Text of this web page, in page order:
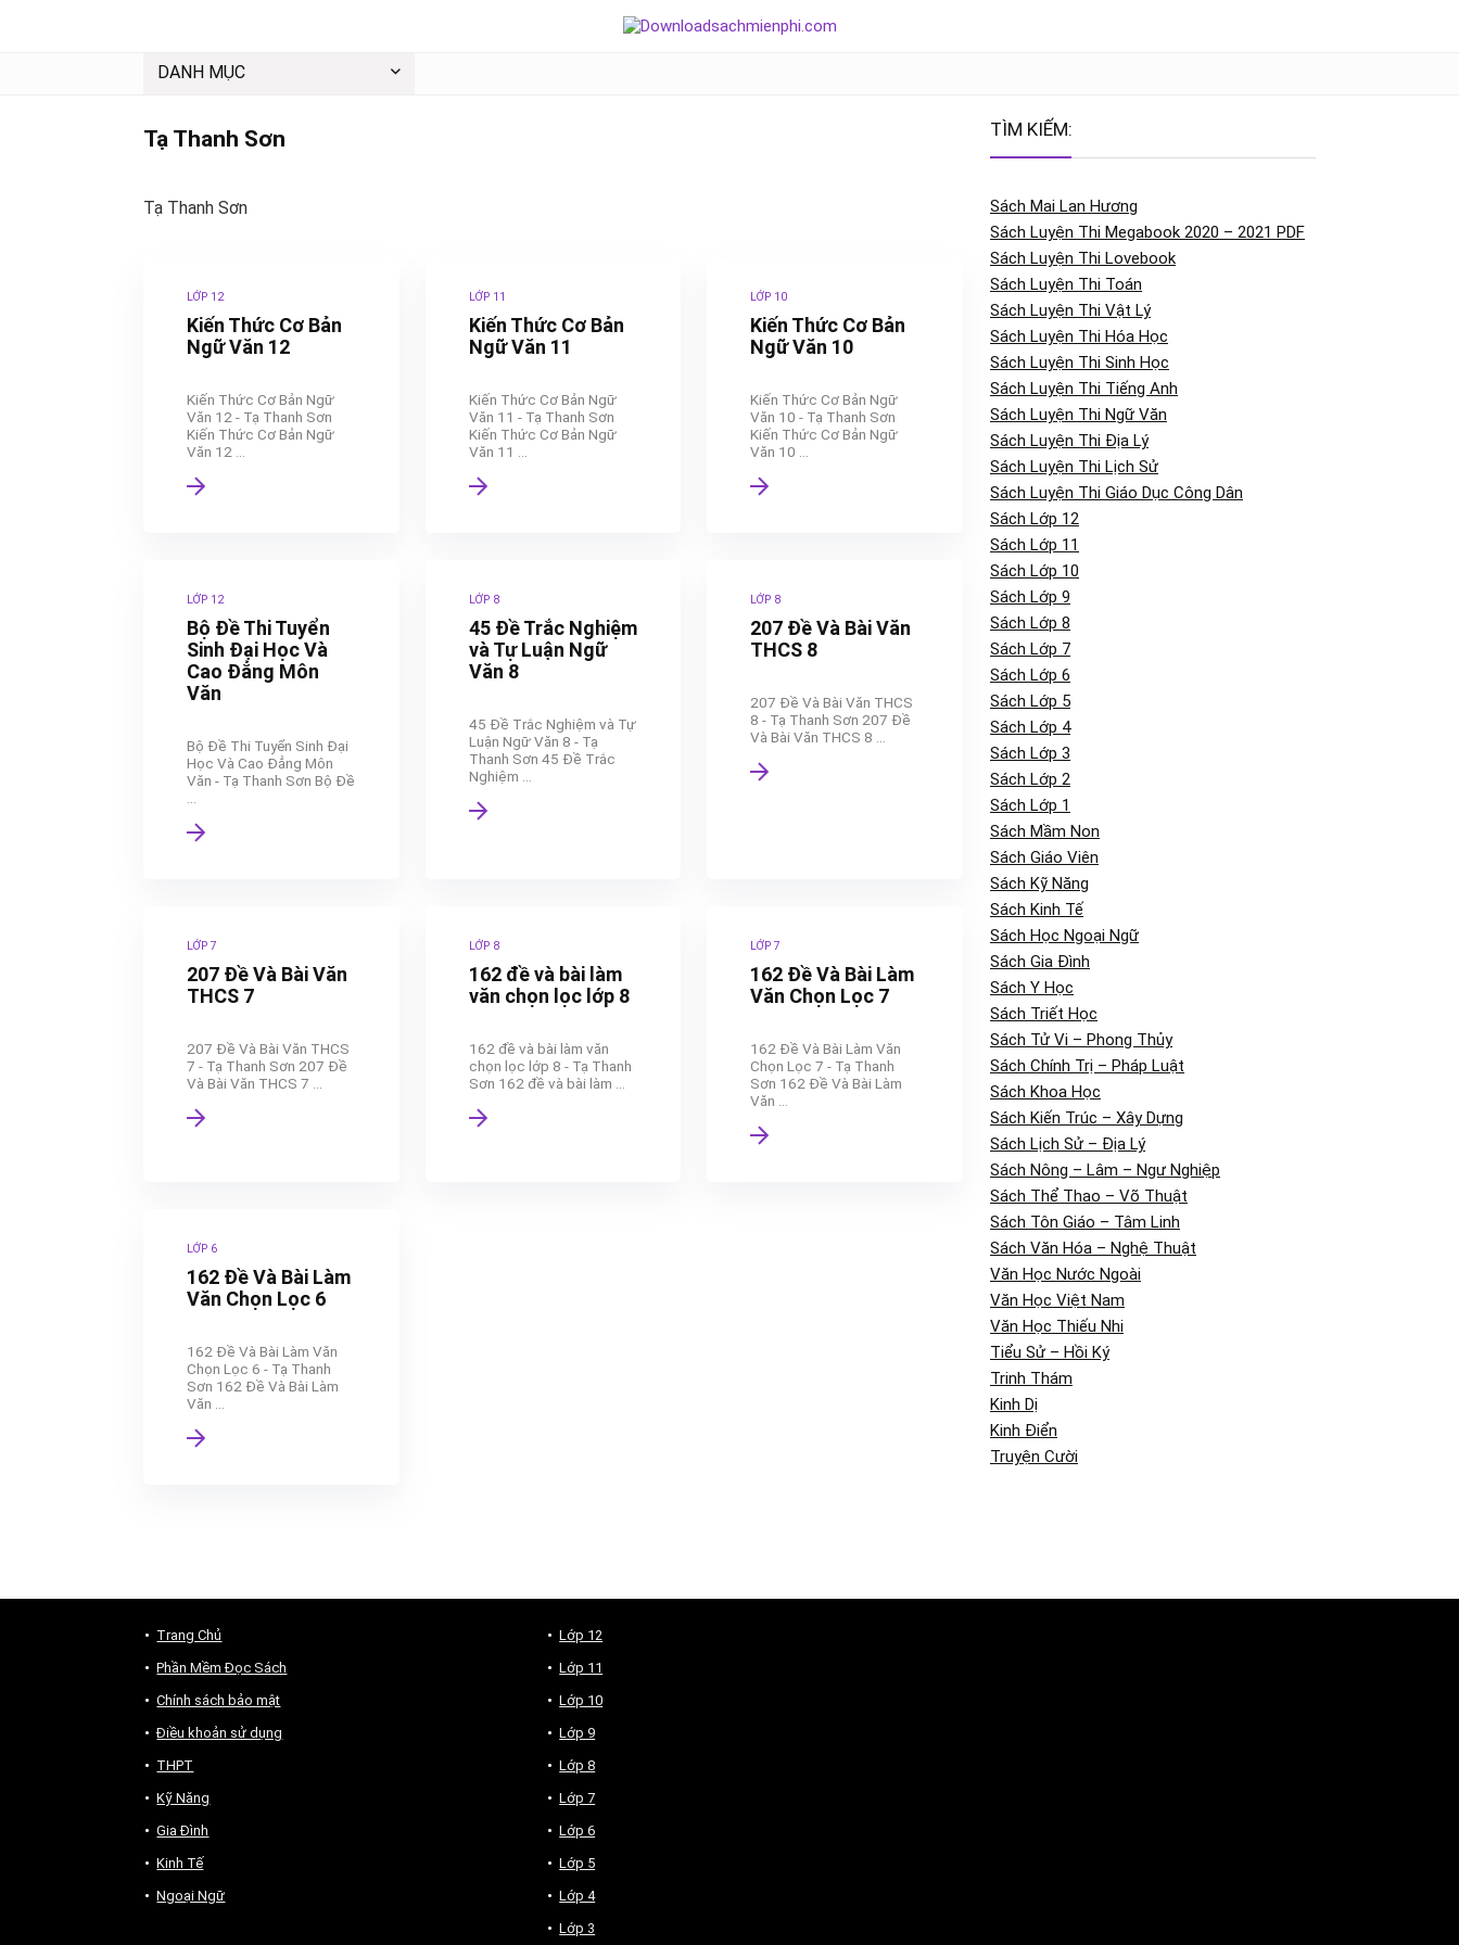
DANH MỤC
Tạ Thanh Sơn
Tạ Thanh Sơn
LỚP 12
Kiến Thức Cơ Bản
Ngữ Văn 12
Kiến Thức Cơ Bản Ngữ
Văn 12 - Tạ Thanh Sơn
Kiến Thức Cơ Bản Ngữ
Văn 12 ...
LỚP 11
Kiến Thức Cơ Bản
Ngữ Văn 11
Kiến Thức Cơ Bản Ngữ
Văn 11 - Tạ Thanh Sơn
Kiến Thức Cơ Bản Ngữ
Văn 11 ...
LỚP 10
Kiến Thức Cơ Bản
Ngữ Văn 10
Kiến Thức Cơ Bản Ngữ
Văn 10 - Tạ Thanh Sơn
Kiến Thức Cơ Bản Ngữ
Văn 10 ...
LỚP 12
Bộ Đề Thi Tuyển
Sinh Đại Học Và
Cao Đẳng Môn
Văn
Bộ Đề Thi Tuyển Sinh Đại
Học Và Cao Đẳng Môn
Văn - Tạ Thanh Sơn Bộ Đề
LỚP 8
45 Đề Trắc Nghiệm
và Tự Luận Ngữ
Văn 8
45 Đề Trắc Nghiệm và Tự
Luận Ngữ Văn 8 - Tạ
Thanh Sơn 45 Đề Trắc
Nghiệm ...
LỚP 8
207 Đề Và Bài Văn
THCS 8
207 Đề Và Bài Văn THCS
8 - Tạ Thanh Sơn 207 Đề
Và Bài Văn THCS 8 ...
LỚP 7
207 Đề Và Bài Văn
THCS 7
207 Đề Và Bài Văn THCS
7 - Tạ Thanh Sơn 207 Đề
Và Bài Văn THCS 7 ...
LỚP 8
162 đề và bài làm
văn chọn lọc lớp 8
162 đề và bài làm văn
chọn lọc lớp 8 - Tạ Thanh
Sơn 162 đề và bài làm ...
LỚP 7
162 Đề Và Bài Làm
Văn Chọn Lọc 7
162 Đề Và Bài Làm Văn
Chọn Lọc 7 - Tạ Thanh
Sơn 162 Đề Và Bài Làm
Văn ...
LỚP 6
162 Đề Và Bài Làm
Văn Chọn Lọc 6
162 Đề Và Bài Làm Văn
Chọn Lọc 6 - Tạ Thanh
Sơn 162 Đề Và Bài Làm
Văn ...
TÌM KIẾM:
Sách Mai Lan Hương
Sách Luyện Thi Megabook 2020 – 2021 PDF
Sách Luyện Thi Lovebook
Sách Luyện Thi Toán
Sách Luyện Thi Vật Lý
Sách Luyện Thi Hóa Học
Sách Luyện Thi Sinh Học
Sách Luyện Thi Tiếng Anh
Sách Luyện Thi Ngữ Văn
Sách Luyện Thi Địa Lý
Sách Luyện Thi Lịch Sử
Sách Luyện Thi Giáo Dục Công Dân
Sách Lớp 12
Sách Lớp 11
Sách Lớp 10
Sách Lớp 9
Sách Lớp 8
Sách Lớp 7
Sách Lớp 6
Sách Lớp 5
Sách Lớp 4
Sách Lớp 3
Sách Lớp 2
Sách Lớp 1
Sách Mầm Non
Sách Giáo Viên
Sách Kỹ Năng
Sách Kinh Tế
Sách Học Ngoại Ngữ
Sách Gia Đình
Sách Y Học
Sách Triết Học
Sách Tử Vi – Phong Thủy
Sách Chính Trị – Pháp Luật
Sách Khoa Học
Sách Kiến Trúc – Xây Dựng
Sách Lịch Sử – Địa Lý
Sách Nông – Lâm – Ngư Nghiệp
Sách Thể Thao – Võ Thuật
Sách Tôn Giáo – Tâm Linh
Sách Văn Hóa – Nghệ Thuật
Văn Học Nước Ngoài
Văn Học Việt Nam
Văn Học Thiếu Nhi
Tiểu Sử – Hồi Ký
Trinh Thám
Kinh Dị
Kinh Điển
Truyện Cười
Trang Chủ
Phần Mềm Đọc Sách
Chính sách bảo mật
Điều khoản sử dụng
THPT
Kỹ Năng
Gia Đình
Kinh Tế
Ngoại Ngữ
Lớp 12
Lớp 11
Lớp 10
Lớp 9
Lớp 8
Lớp 7
Lớp 6
Lớp 5
Lớp 4
Lớp 3